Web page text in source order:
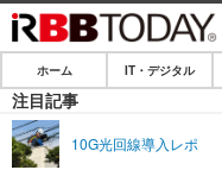
ホーム
IT・デジタル
ホーム IT・デジタル
注目記事
10G光回線導入レポ